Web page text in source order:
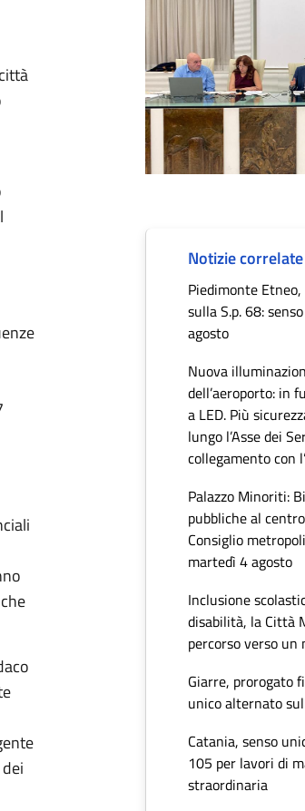
Notizie correlate
Piedimonte
sulla S.p. 68:
agosto
Nuova
dell’aeroporto: in
a LED. Più
lungo l’Asse dei
collegamento con
Palazzo Minoriti:
pubbliche al
Consiglio
martedì 4 agosto
Inclusione
disabilità, la Città
percorso verso un
Giarre, prorogato
unico alternato
Catania, senso
105 per lavori di
straordinaria